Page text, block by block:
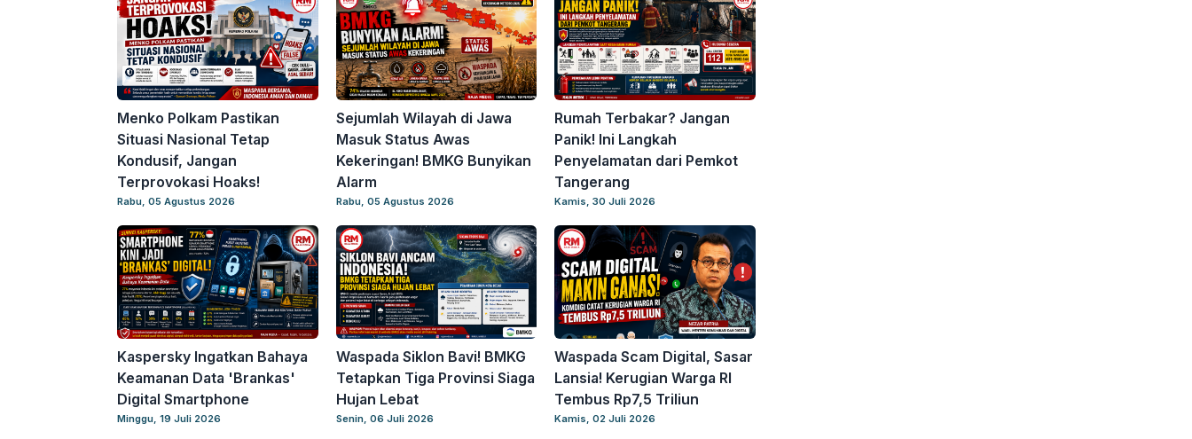
Menko Polkam Pastikan
Situasi Nasional Tetap
Kondusif, Jangan
Terprovokasi Hoaks!
Rabu, 05 Agustus 2026
Sejumlah Wilayah di Jawa
Masuk Status Awas
Kekeringan! BMKG Bunyikan
Alarm
Rabu, 05 Agustus 2026
Rumah Terbakar? Jangan
Panik! Ini Langkah
Penyelamatan dari Pemkot
Tangerang
Kamis, 30 Juli 2026
Kaspersky Ingatkan Bahaya
Keamanan Data 'Brankas'
Digital Smartphone
Minggu, 19 Juli 2026
Waspada Siklon Bavi! BMKG
Tetapkan Tiga Provinsi Siaga
Hujan Lebat
Senin, 06 Juli 2026
Waspada Scam Digital, Sasar
Lansia! Kerugian Warga RI
Tembus Rp7,5 Triliun
Kamis, 02 Juli 2026